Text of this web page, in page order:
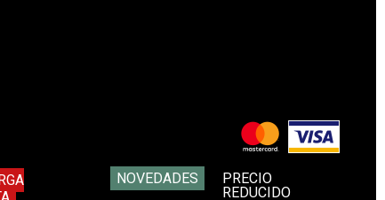
NOVEDADES
PRECIO
REDUCIDO